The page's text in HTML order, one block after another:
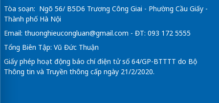
Tòa soạn: Ngõ 56/ B5D6 Trương Công Giai - Phường Cầu Giấy -
Thành phố Hà Nội
Email: thuonghieucongluan@gmail.com - ĐT: 093 172 5555
Tổng Biên Tập: Vũ Đức Thuận
Giấy phép hoạt động báo chí điện tử số 64/GP-BTTTT do Bộ
Thông tin và Truyền thông cấp ngày 21/2/2020.